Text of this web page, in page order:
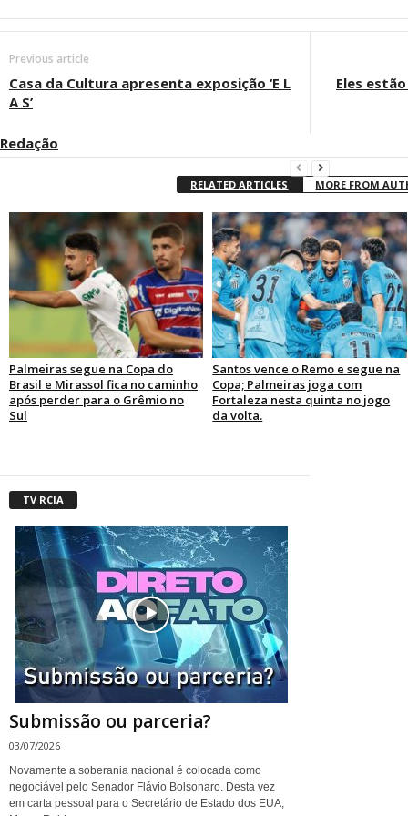
Previous article
Casa da Cultura apresenta exposição ‘E L
A S’
Eles
Redação
RELATED ARTICLES MORE FROM
Palmeiras segue na Copa do
Brasil e Mirassol fica no caminho
após perder para o Grêmio no
Sul
Santos vence o Remo e segue na
Copa; Palmeiras joga com
Fortaleza nesta quinta no jogo
da volta.
TV RCIA
Submissão ou parceria?
03/07/2026
Novamente a soberania nacional é colocada como
negociável pelo Senador Flávio Bolsonaro. Desta vez
em carta pessoal para o Secretário de Estado dos EUA,